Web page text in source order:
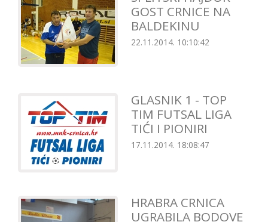
GOST CRNICE NA
BALDEKINU
22.11.2014. 10:10:42
GLASNIK 1 - TOP
TIM FUTSAL LIGA
TIĆI I PIONIRI
17.11.2014. 18:08:47
HRABRA CRNICA
UGRABILA BODOVE